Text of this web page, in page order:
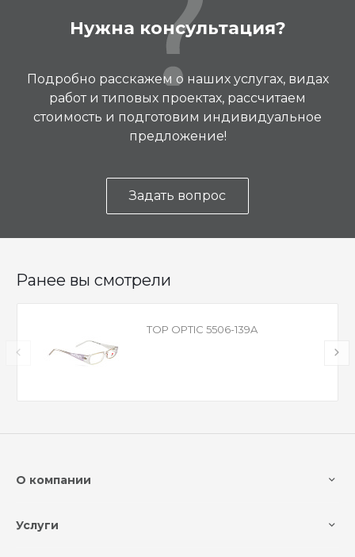
Нужна консультация?
Подробно расскажем о наших услугах, видах
работ и типовых проектах, рассчитаем
стоимость и подготовим индивидуальное
предложение!
Задать вопрос
Ранее вы смотрели
TOP OPTIC 5506-139A
О компании
Услуги